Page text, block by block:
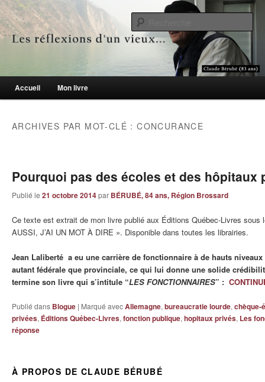
Les réflexions d'un vieux…
Le blogue des aînés de 65 ans et +
Menu principal
Aller au contenu principal
Aller au contenu secondaire
Accueil Mon livre
ARCHIVES PAR MOT-CLÉ :CONCURANCE
Pourquoi pas des écoles et des hôpitaux
Publié le 21 octobre 2014par BÉRUBÉ, 84 ans, Région Brossard
Ce texte est extrait de mon livre publié aux Éditions Québec-Livres sous
AUSSI, J’AI UN MOT À DIRE ». Disponible dans toutes les librairies.
Jean Laliberté a eu une carrière de fonctionnaire à de hauts
autant fédérale que provinciale, ce qui lui donne une solide
termine son livre qui s’intitule “LES FONCTIONNAIRES” :
Publié dans Blogue | Marqué avecAllemagne, bureaucratie lourde, chèque-
privées, Éditions Québec-Livres, fonction publique, hopitaux privés, Les
réponse
À PROPOS DE CLAUDE BÉRUBÉ